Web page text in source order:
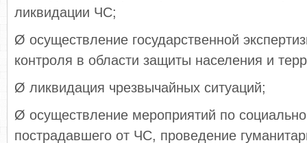
ликвидации ЧС;
Ø осуществление государственной
контроля в области защиты населения и
Ø ликвидация чрезвычайных ситуаций;
Ø осуществление мероприятий по
пострадавшего от ЧС, проведение